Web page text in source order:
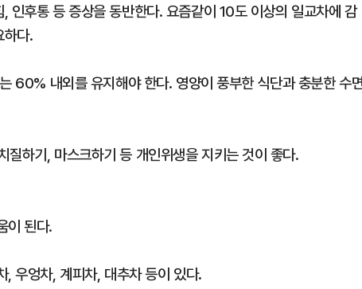
인후통 등 증상을 동반한다. 요즘같이 10도 이상의 일교차에 감
하다.
60% 내외를 유지해야 한다. 영양이 풍부한 식단과 충분한 수
하기, 마스크하기 등 개인위생을 지키는 것이 좋다.
이 된다.
, 우엉차, 계피차, 대추차 등이 있다.